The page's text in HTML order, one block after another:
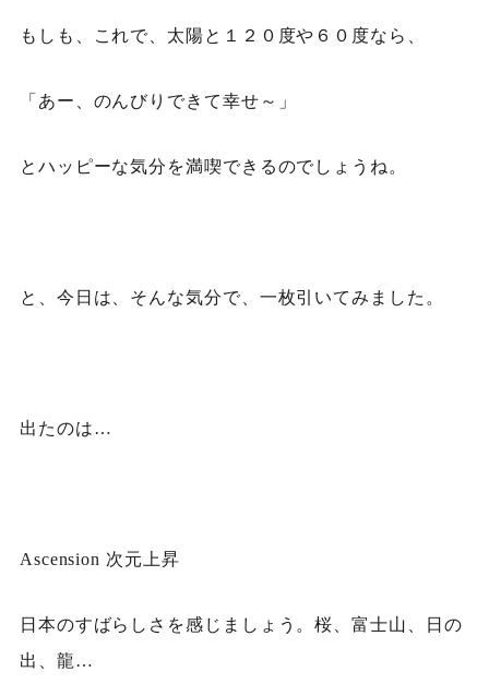
もしも、これで、太陽と１２０度や６０度なら、
「あー、のんびりできて幸せ～」
とハッピーな気分を満喫できるのでしょうね。
と、今日は、そんな気分で、一枚引いてみました。
出たのは…
Ascension 次元上昇
日本のすばらしさを感じましょう。桜、富士山、日の
出、龍…